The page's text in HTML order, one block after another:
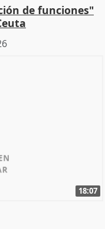
de funciones"
18:07